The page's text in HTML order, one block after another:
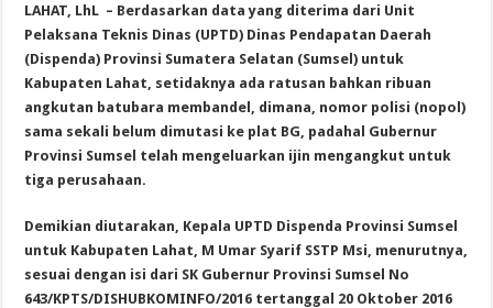
LAHAT, LhL – Berdasarkan data yang diterima dari Unit
Pelaksana Teknis Dinas (UPTD) Dinas Pendapatan Daerah
(Dispenda) Provinsi Sumatera Selatan (Sumsel) untuk
Kabupaten Lahat, setidaknya ada ratusan bahkan ribuan
angkutan batubara membandel, dimana, nomor polisi (nopol)
sama sekali belum dimutasi ke plat BG, padahal Gubernur
Provinsi Sumsel telah mengeluarkan ijin mengangkut untuk
tiga perusahaan.
Demikian diutarakan, Kepala UPTD Dispenda Provinsi Sumsel
untuk Kabupaten Lahat, M Umar Syarif SSTP Msi, menurutnya,
sesuai dengan isi dari SK Gubernur Provinsi Sumsel No
643/KPTS/DISHUBKOMINFO/2016 tertanggal 20 Oktober 2016